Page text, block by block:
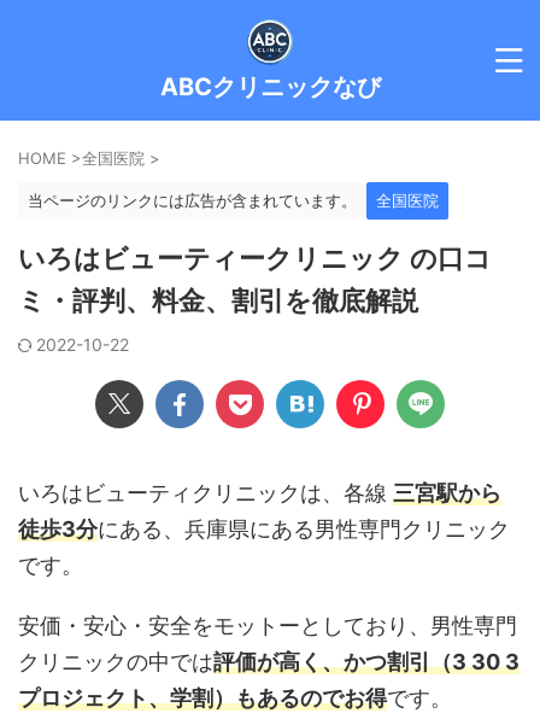
ABCクリニックなび
HOME >全国医院 >
当ページのリンクには広告が含まれています。 全国医院
いろはビューティークリニック の口コ
ミ・評判、料金、割引を徹底解説
2022-10-22
いろはビューティクリニックは、各線 三宮駅から
徒歩3分にある、兵庫県にある男性専門クリニック
です。
安価・安心・安全をモットーとしており、男性専門
クリニックの中では評価が高く、かつ割引（3 30 3
プロジェクト、学割）もあるのでお得です。